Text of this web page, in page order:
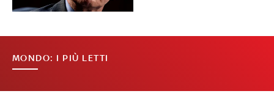
MONDO: I PIÙ LETTI